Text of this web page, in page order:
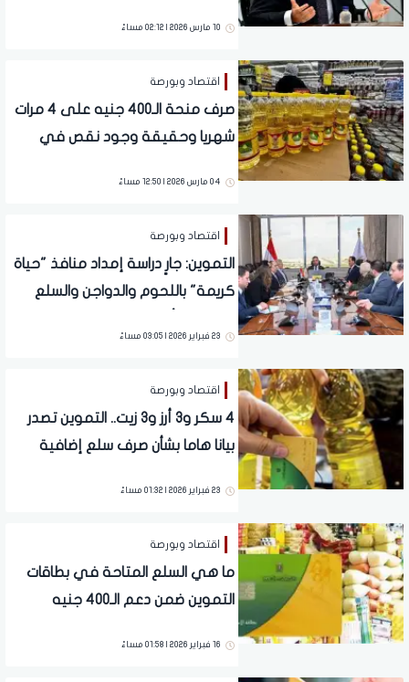
10 مارس 2026 | 02:12 مساءً
اقتصاد وبورصة
صرف منحة الـ400 جنيه على 4 مرات
شهريا وحقيقة وجود نقص في
04 مارس 2026 | 12:50 مساءً
اقتصاد وبورصة
التموين: جارٍ دراسة إمداد منافذ "حياة
كريمة" باللحوم والدواجن والسلع
23 فبراير 2026 | 03:05 مساءً
اقتصاد وبورصة
4 سكر و3 أرز و3 زيت.. التموين تصدر
بيانا هاما بشأن صرف سلع إضافية
23 فبراير 2026 | 01:32 مساءً
اقتصاد وبورصة
ما هي السلع المتاحة في بطاقات
التموين ضمن دعم الـ400 جنيه
16 فبراير 2026 | 01:58 مساءً